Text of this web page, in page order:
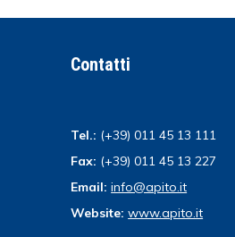
Contatti
Tel.: (+39) 011 45 13 111
Fax: (+39) 011 45 13 227
Email: info@apito.it
Website: www.apito.it